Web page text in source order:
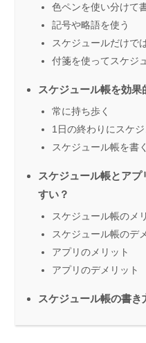
色ペンを使い分けて
記号や略語を使う
スケジュールだけで
付箋を使ってスケジ
スケジュール帳を効果
常に持ち歩く
1日の終わりにスケ
スケジュール帳を書
スケジュール帳とア
すい？
スケジュール帳のメ
スケジュール帳のデ
アプリのメリット
アプリのデメリット
スケジュール帳の書